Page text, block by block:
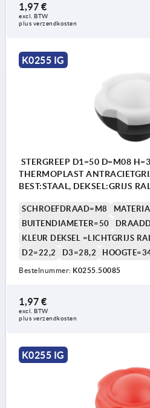
1,97 €
excl. BTW
plus verzendkosten
K0255 IG
STERGREEP D1=50 D=M08
THERMOPLAST
BEST:STAAL, DEKSEL:GRIJS
SCHROEFDRAAD=M8
BUITENDIAMETER=50
KLEUR DEKSEL =LICHTGRIJS
D2=22,2
D3=28,2
Bestelnummer: K0255.50085
1,97 €
excl. BTW
plus verzendkosten
K0255 IG